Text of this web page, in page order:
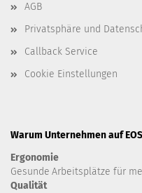
AGB
Privatsphäre und
Callback Service
Cookie Einstellungen
Warum Unternehmen auf
Ergonomie
Gesunde Arbeitsplätze für
Qualität